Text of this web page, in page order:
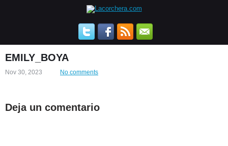
EMILY_BOYA
Nov 30, 2023 No comments
Deja un comentario